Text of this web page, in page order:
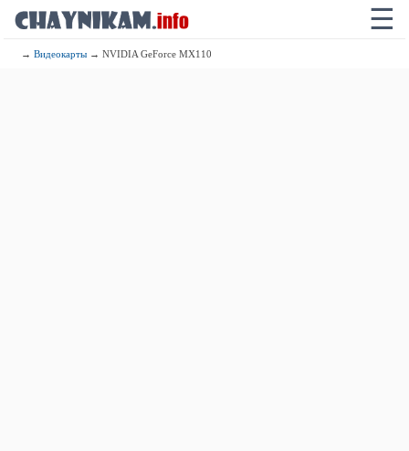
☰
→Видеокарты → NVIDIA GeForce MX110